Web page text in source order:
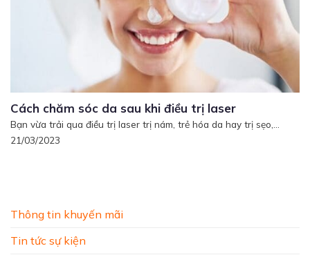
Thông tin khuyến mãi
Tin tức sự kiện
Cách chăm sóc da sau khi điều trị laser
Bạn vừa trải qua điều trị laser trị nám, trẻ hóa da hay trị sẹo,...
21/03/2023